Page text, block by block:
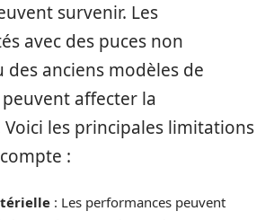
survenir. Les
avec des puces non
des anciens modèles de
affecter la
les principales limitations
:
: Les performances peuvent